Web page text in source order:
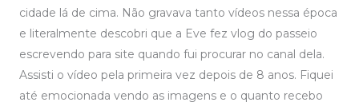
cidade lá de cima. Não gravava tanto vídeos nessa época
e literalmente descobri que a Eve fez vlog do passeio
escrevendo para site quando fui procurar no canal dela.
Assisti o vídeo pela primeira vez depois de 8 anos. Fiquei
até emocionada vendo as imagens e o quanto recebo